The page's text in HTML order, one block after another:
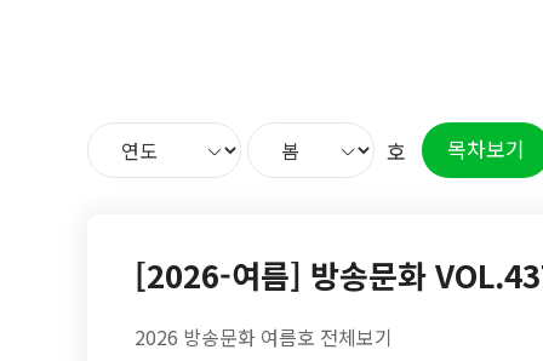
호 목차보기
[2026-여름] 방송문화
2026 방송문화 여름호 전체보기